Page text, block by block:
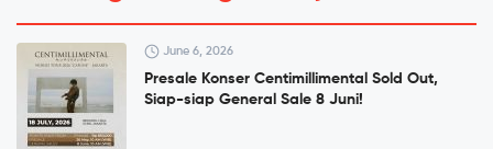
June 6, 2026
Presale Konser Centimillimental Sold Out,
Siap-siap General Sale 8 Juni!